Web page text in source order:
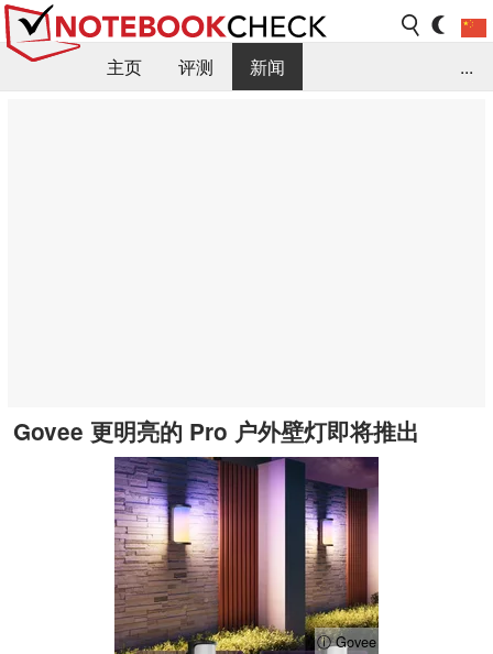
主页 评测
新闻
...
Govee 更明亮的 Pro 户外壁灯即将推出
ⓘ Govee